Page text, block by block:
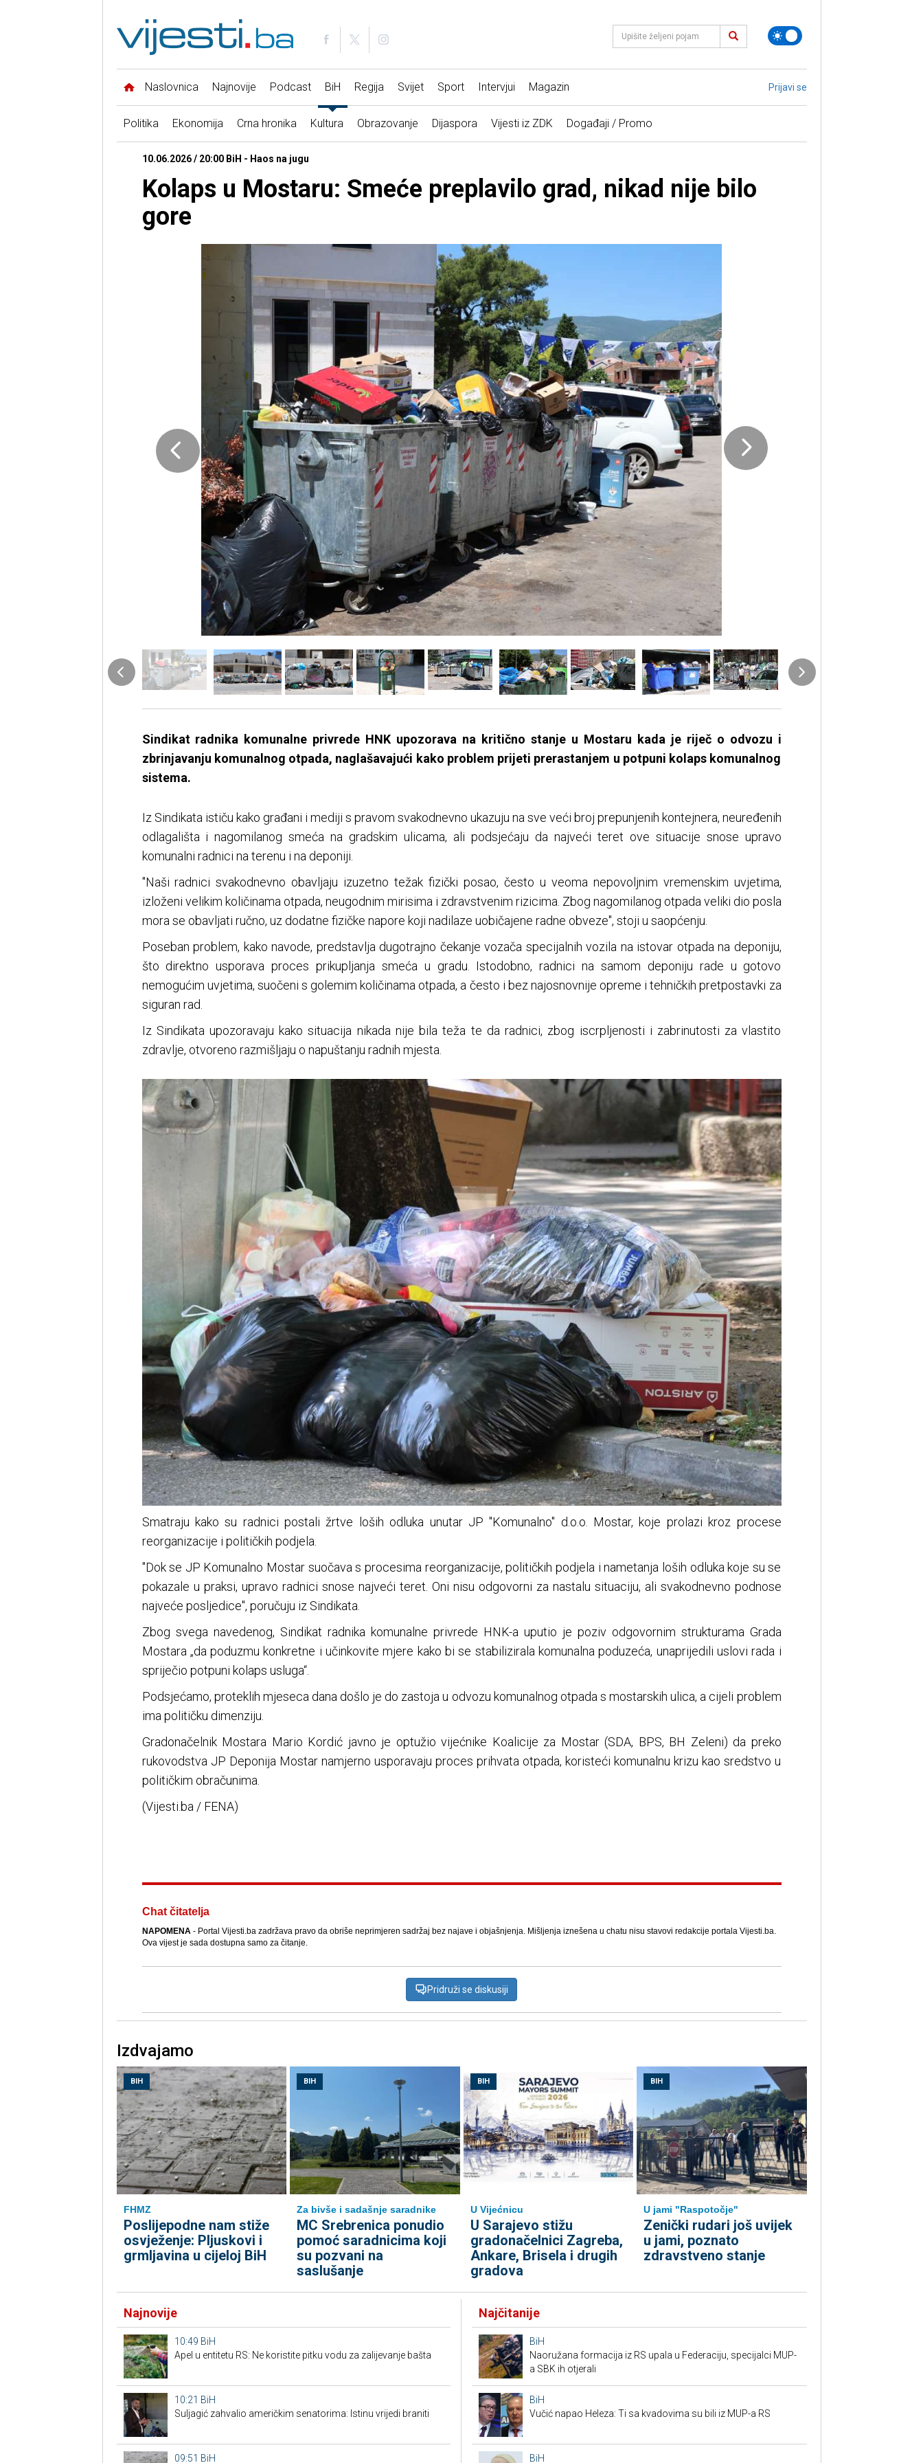
Naslovnica Najnovije Podcast BiH Regija Svijet Sport Intervjui Magazin Prijavi se
Politika Ekonomija Crna hronika Kultura Obrazovanje Dijaspora Vijesti iz ZDK Događaji / Promo
10.06.2026 / 20:00 BiH - Haos na jugu
Kolaps u Mostaru: Smeće preplavilo grad, nikad nije bilo
gore
Sindikat radnika komunalne privrede HNK upozorava na kritično stanje u Mostaru kada je riječ o odvozu i
zbrinjavanju komunalnog otpada, naglašavajući kako problem prijeti prerastanjem u potpuni kolaps komunalnog
sistema.
Iz Sindikata ističu kako građani i mediji s pravom svakodnevno ukazuju na sve veći broj prepunjenih kontejnera, neuređenih
odlagališta i nagomilanog smeća na gradskim ulicama, ali podsjećaju da najveći teret ove situacije snose upravo
komunalni radnici na terenu i na deponiji.
"Naši radnici svakodnevno obavljaju izuzetno težak fizički posao, često u veoma nepovoljnim vremenskim uvjetima,
izloženi velikim količinama otpada, neugodnim mirisima i zdravstvenim rizicima. Zbog nagomilanog otpada veliki dio posla
mora se obavljati ručno, uz dodatne fizičke napore koji nadilaze uobičajene radne obveze", stoji u saopćenju.
Poseban problem, kako navode, predstavlja dugotrajno čekanje vozača specijalnih vozila na istovar otpada na deponiju,
što direktno usporava proces prikupljanja smeća u gradu. Istodobno, radnici na samom deponiju rade u gotovo
nemogućim uvjetima, suočeni s golemim količinama otpada, a često i bez najosnovnije opreme i tehničkih pretpostavki za
siguran rad.
Iz Sindikata upozoravaju kako situacija nikada nije bila teža te da radnici, zbog iscrpljenosti i zabrinutosti za vlastito
zdravlje, otvoreno razmišljaju o napuštanju radnih mjesta.
Smatraju kako su radnici postali žrtve loših odluka unutar JP "Komunalno" d.o.o. Mostar, koje prolazi kroz procese
reorganizacije i političkih podjela.
"Dok se JP Komunalno Mostar suočava s procesima reorganizacije, političkih podjela i nametanja loših odluka koje su se
pokazale u praksi, upravo radnici snose najveći teret. Oni nisu odgovorni za nastalu situaciju, ali svakodnevno podnose
najveće posljedice", poručuju iz Sindikata.
Zbog svega navedenog, Sindikat radnika komunalne privrede HNK-a uputio je poziv odgovornim strukturama Grada
Mostara „da poduzmu konkretne i učinkovite mjere kako bi se stabilizirala komunalna poduzeća, unaprijedili uslovi rada i
spriječio potpuni kolaps usluga“.
Podsjećamo, proteklih mjeseca dana došlo je do zastoja u odvozu komunalnog otpada s mostarskih ulica, a cijeli problem
ima političku dimenziju.
Gradonačelnik Mostara Mario Kordić javno je optužio vijećnike Koalicije za Mostar (SDA, BPS, BH Zeleni) da preko
rukovodstva JP Deponija Mostar namjerno usporavaju proces prihvata otpada, koristeći komunalnu krizu kao sredstvo u
političkim obračunima.
(Vijesti.ba / FENA)
Chat čitatelja
NAPOMENA- Portal Vijesti.ba zadržava pravo da obriše neprimjeren sadržaj bez najave i objašnjenja. Mišljenja iznešena u chatu nisu stavovi redakcije portala Vijesti.ba.
Ova vijest je sada dostupna samo za čitanje.
Pridruži se diskusiji
Izdvajamo
BIH
FHMZ
Poslijepodne nam stiže
osvježenje: Pljuskovi i
grmljavina u cijeloj BiH
BIH
Za bivše i sadašnje saradnike
MC Srebrenica ponudio
pomoć saradnicima koji
su pozvani na
saslušanje
BIH
U Vijećnicu
U Sarajevo stižu
gradonačelnici Zagreba,
Ankare, Brisela i drugih
gradova
BIH
U jami "Raspotočje"
Zenički rudari još uvijek
u jami, poznato
zdravstveno stanje
Najnovije
10:49 BiH
Apel u entitetu RS: Ne koristite pitku vodu za zalijevanje bašta
10:21 BiH
Suljagić zahvalio američkim senatorima: Istinu vrijedi braniti
09:51 BiH
Najčitanije
BiH
Naoružana formacija iz RS upala u Federaciju, specijalci MUP-
a SBK ih otjerali
BiH
Vučić napao Heleza: Ti sa kvadovima su bili iz MUP-a RS
BiH